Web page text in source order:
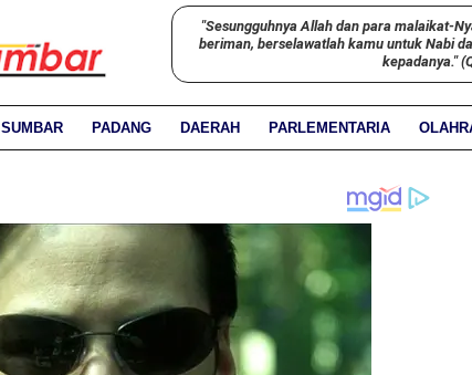
"Sesungguhnya Allah dan para malaikat-
beriman, berselawatlah kamu untuk Nabi
kepadanya."
SUMBAR PADANG DAERAH PARLEMENTARIA